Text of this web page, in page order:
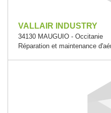
VALLAIR INDUSTRY
34130 MAUGUIO - Occitanie
Réparation et maintenance